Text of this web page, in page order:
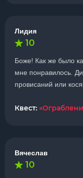
Лидия
10
Боже! Как же было
мне понравилось.
провисаний или
Квест:
Вячеслав
10